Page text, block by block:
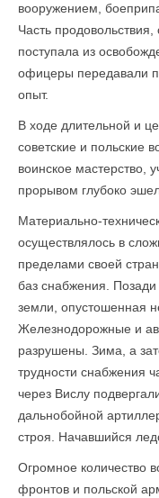
вооружением,
Часть
поступала из
офицеры передавали
опыт.
В ходе длительной и
советские и польские
воинское мастерство,
прорывом глубоко
Материально-
осуществлялось в
пределами своей
баз снабжения.
земли, опустошенная
Железнодорожные и
разрушены. Зима, а
трудности снабжения
через Вислу
дальнобойной
строя. Начавшийся
Огромное количество
фронтов и польской